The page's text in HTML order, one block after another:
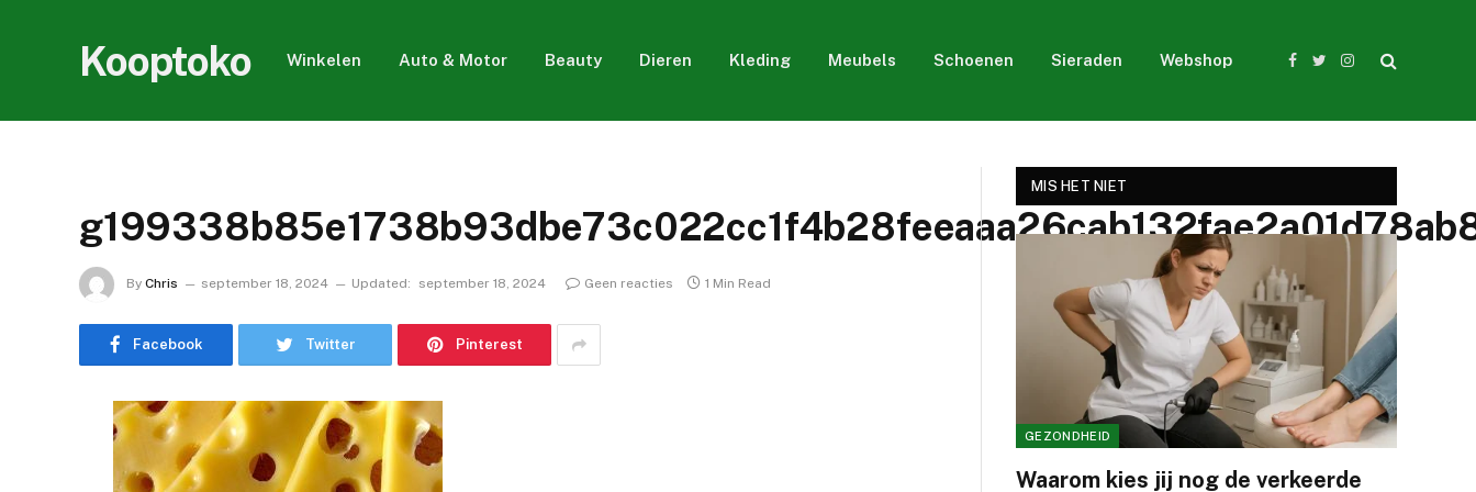
Kooptoko Winkelen Auto & Motor Beauty Dieren Kleding Meubels Schoenen Sieraden Webshop
Facebook
TwitterInstagram
By Chris september 18, 2024 Updated: september 18, 2024 Geen reacties 1 Min Read
Facebook Twitter Pinterest
MIS HET NIET
GEZONDHEID
Waarom kies jij nog de verkeerde